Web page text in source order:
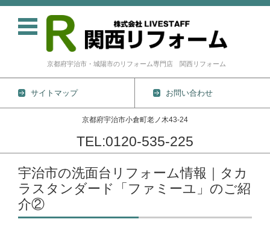
京都府宇治市・城陽市のリフォーム専門店 関西リフォーム
サイトマップ お問い合わせ
京都府宇治市小倉町老ノ木43-24
TEL:0120-535-225
コンテンツに移動
宇治市の洗面台リフォーム情報｜タカ
ラスタンダード「ファミーユ」のご紹
介②